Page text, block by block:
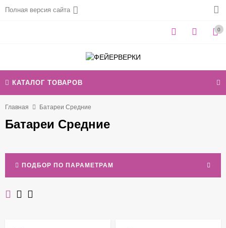
Полная версия сайта
0
КАТАЛОГ ТОВАРОВ
Главная Батареи Средние
Батареи Средние
ПОДБОР ПО ПАРАМЕТРАМ